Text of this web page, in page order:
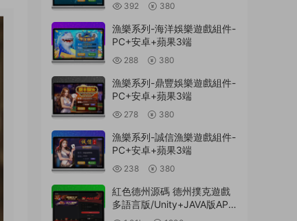
392 380
漁樂系列-海洋娛樂遊戲組件-
PC+安卓+蘋果3端
288 380
漁樂系列-鼎豐娛樂遊戲組件-
PC+安卓+蘋果3端
278 380
漁樂系列-誠信漁樂遊戲組件-
PC+安卓+蘋果3端
238 380
紅色德州源碼 德州撲克遊戲
多語言版/Unity+JAVA版APP
雙端源碼/中英繁三語言+帶